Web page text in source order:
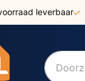
leverbaar